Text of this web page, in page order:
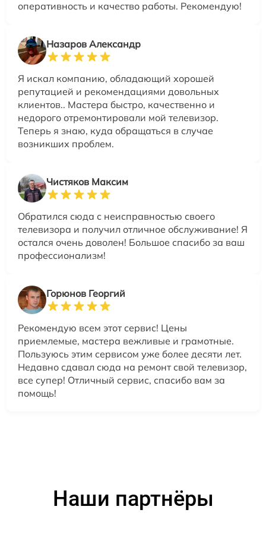
оперативность и качество работы. Рекомендую!
Назаров Александр
Я искал компанию, обладающий хорошей
репутацией и рекомендациями довольных
клиентов.. Мастера быстро, качественно и
недорого отремонтировали мой телевизор.
Теперь я знаю, куда обращаться в случае
возникших проблем.
Чистяков Максим
Обратился сюда с неисправностью своего
телевизора и получил отличное обслуживание! Я
остался очень доволен! Большое спасибо за ваш
профессионализм!
Горюнов Георгий
Рекомендую всем этот сервис! Цены
приемлемые, мастера вежливые и грамотные.
Пользуюсь этим сервисом уже более десяти лет.
Недавно сдавал сюда на ремонт свой телевизор,
все супер! Отличный сервис, спасибо вам за
помощь!
Наши партнёры